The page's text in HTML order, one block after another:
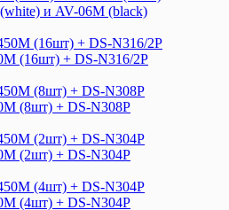
и AV-06M (black)
(16шт) + DS-N316/2P
(8шт) + DS-N308P
(2шт) + DS-N304P
(4шт) + DS-N304P